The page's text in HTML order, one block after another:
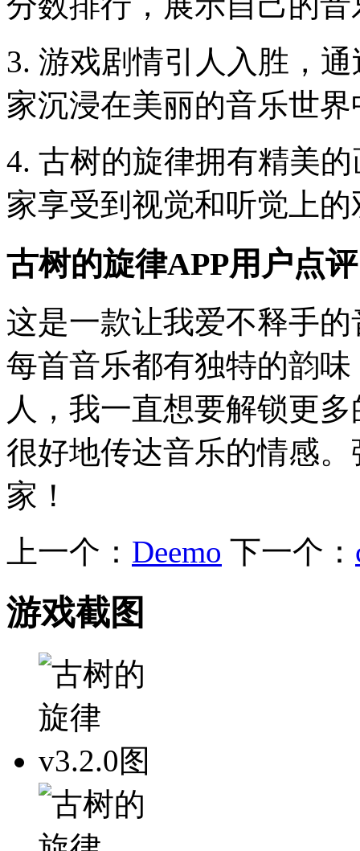
3. 游戏剧情引人入胜，
家沉浸在美丽的音乐世界
4. 古树的旋律拥有精美
家享受到视觉和听觉上
古树的旋律APP用户点
这是一款让我爱不释手
每首音乐都有独特的韵
人，我一直想要解锁更
很好地传达音乐的情感
家！
上一个： Deemo 下一个：
游戏截图